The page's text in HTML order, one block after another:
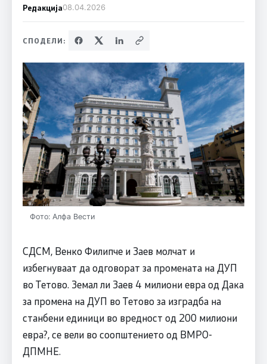
Редакција08.04.2026
СПОДЕЛИ:
Фото: Алфа Вести
СДСM, Венко Филипче и Заев молчат и
избегнуваат да одговорат за промената на ДУП
во Тетово. Земал ли Заев 4 милиони евра од Дака
за промена на ДУП во Тетово за изградба на
станбени единици во вредност од 200 милиони
евра?, се вели во соопштението од ВМРО-
ДПМНЕ.